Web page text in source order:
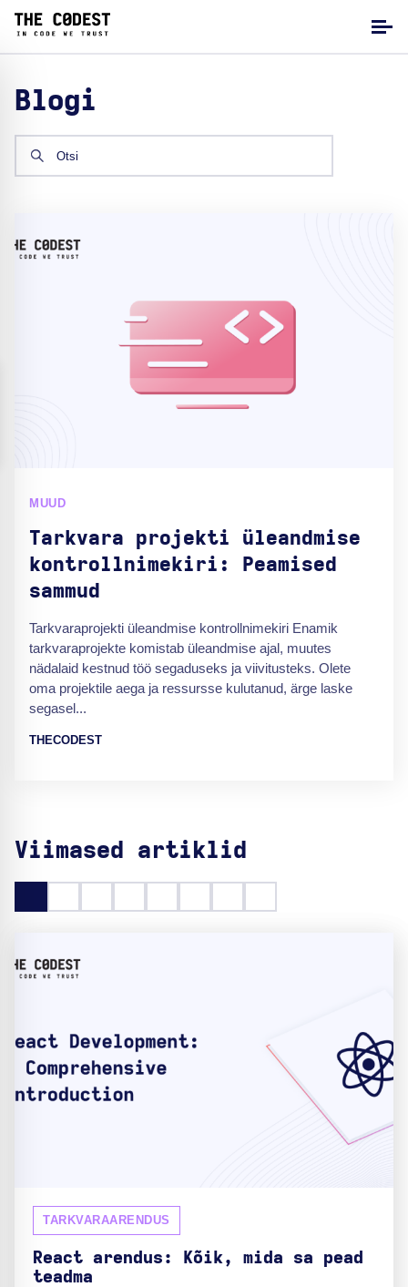
Blogi
MUUD
Tarkvara projekti üleandmise
kontrollnimekiri: Peamised
sammud
Tarkvaraprojekti üleandmise kontrollnimekiri Enamik
tarkvaraprojekte komistab üleandmise ajal, muutes
nädalaid kestnud töö segaduseks ja viivitusteks. Olete
oma projektile aega ja ressursse kulutanud, ärge laske
segasel...
THECODEST
Viimased artiklid
TARKVARAARENDUS
React arendus: Kõik, mida sa pead
teadma